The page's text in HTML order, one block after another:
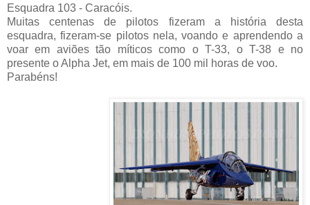
Esquadra 103 - Caracóis.
Muitas centenas de pilotos fizeram a história desta
esquadra, fizeram-se pilotos nela, voando e aprendendo a
voar em aviões tão míticos como o T-33, o T-38 e no
presente o Alpha Jet, em mais de 100 mil horas de voo.
Parabéns!